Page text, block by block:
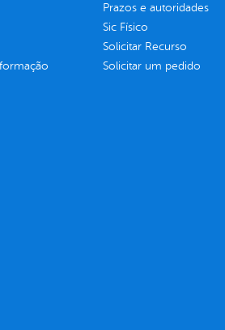
Prazos e autoridades
Sic Físico
Solicitar Recurso
Solicitar um pedido